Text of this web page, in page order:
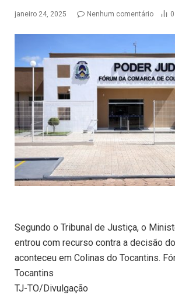
janeiro 24, 2025 Nenhum comentário 0
Segundo o Tribunal de Justiça, o
entrou com recurso contra a decisão
aconteceu em Colinas do Tocantins.
Tocantins
TJ-TO/Divulgação